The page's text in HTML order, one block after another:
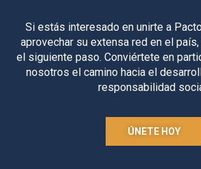
Si estás interesado en unirte a
aprovechar su extensa red en el
el siguiente paso. Conviértete en
nosotros el camino hacia el
responsabilidad
ÚNETE HOY